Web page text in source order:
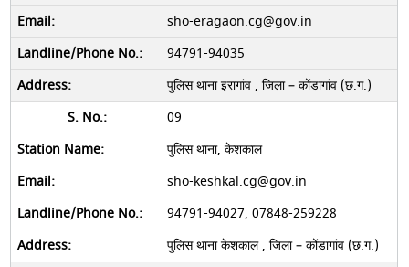
sho-eragaon.cg@gov.in
94791-94035
पुलिस थाना इरागांव , जिला – कोंडागांव (छ.ग.)
09
पुलिस थाना, केशकाल
sho-keshkal.cg@gov.in
94791-94027, 07848-259228
पुलिस थाना केशकाल , जिला – कोंडागांव (छ.ग.)